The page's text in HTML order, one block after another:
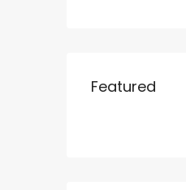
Featured